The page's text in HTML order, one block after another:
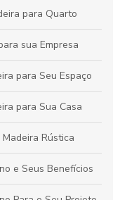
para Quarto
sua Empresa
para Seu Espaço
para Sua Casa
Rústica
e Seus Benefícios